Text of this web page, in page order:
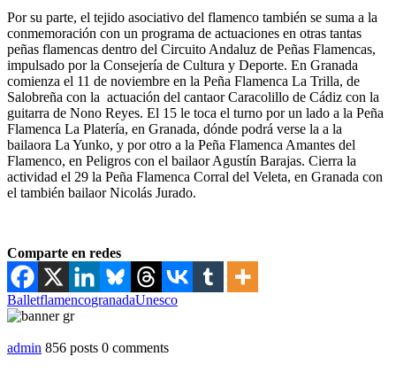
Por su parte, el tejido asociativo del flamenco también se suma a la
conmemoración con un programa de actuaciones en otras tantas
peñas flamencas dentro del Circuito Andaluz de Peñas Flamencas,
impulsado por la Consejería de Cultura y Deporte. En Granada
comienza el 11 de noviembre en la Peña Flamenca La Trilla, de
Salobreña con la actuación del cantaor Caracolillo de Cádiz con la
guitarra de Nono Reyes. El 15 le toca el turno por un lado a la Peña
Flamenca La Platería, en Granada, dónde podrá verse la a la
bailaora La Yunko, y por otro a la Peña Flamenca Amantes del
Flamenco, en Peligros con el bailaor Agustín Barajas. Cierra la
actividad el 29 la Peña Flamenca Corral del Veleta, en Granada con
el también bailaor Nicolás Jurado.
Comparte en redes
BalletflamencogranadaUnesco
admin 856 posts 0 comments